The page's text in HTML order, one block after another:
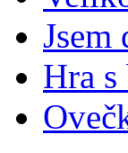
Jsem
Hra s